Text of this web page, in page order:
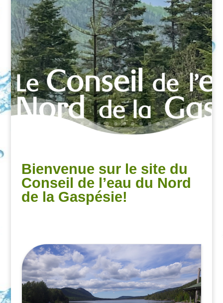
Bienvenue sur le site du
Conseil de l’eau du Nord
de la Gaspésie!